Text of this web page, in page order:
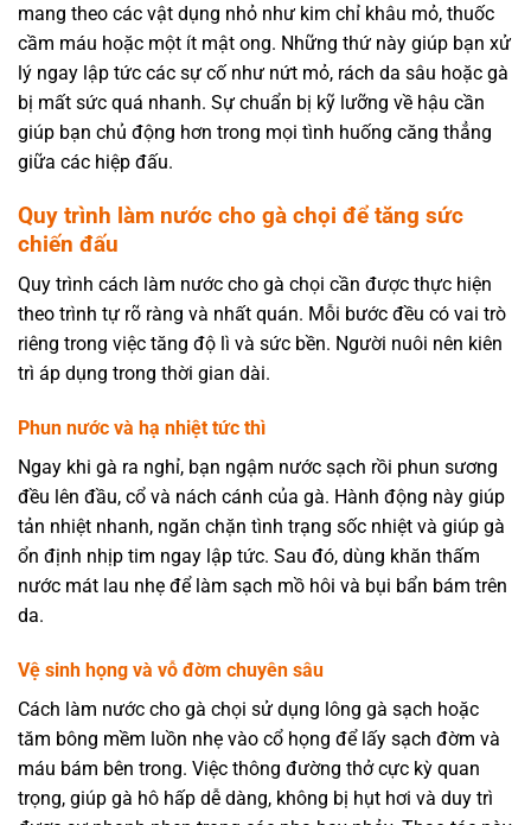
mang theo các vật dụng nhỏ như kim chỉ khâu mỏ, thuốc
cầm máu hoặc một ít mật ong. Những thứ này giúp bạn xử
lý ngay lập tức các sự cố như nứt mỏ, rách da sâu hoặc gà
bị mất sức quá nhanh. Sự chuẩn bị kỹ lưỡng về hậu cần
giúp bạn chủ động hơn trong mọi tình huống căng thẳng
giữa các hiệp đấu.
Quy trình làm nước cho gà chọi để tăng sức
chiến đấu
Quy trình cách làm nước cho gà chọi cần được thực hiện
theo trình tự rõ ràng và nhất quán. Mỗi bước đều có vai trò
riêng trong việc tăng độ lì và sức bền. Người nuôi nên kiên
trì áp dụng trong thời gian dài.
Phun nước và hạ nhiệt tức thì
Ngay khi gà ra nghỉ, bạn ngậm nước sạch rồi phun sương
đều lên đầu, cổ và nách cánh của gà. Hành động này giúp
tản nhiệt nhanh, ngăn chặn tình trạng sốc nhiệt và giúp gà
ổn định nhịp tim ngay lập tức. Sau đó, dùng khăn thấm
nước mát lau nhẹ để làm sạch mồ hôi và bụi bẩn bám trên
da.
Vệ sinh họng và vỗ đờm chuyên sâu
Cách làm nước cho gà chọi sử dụng lông gà sạch hoặc
tăm bông mềm luồn nhẹ vào cổ họng để lấy sạch đờm và
máu bám bên trong. Việc thông đường thở cực kỳ quan
trọng, giúp gà hô hấp dễ dàng, không bị hụt hơi và duy trì